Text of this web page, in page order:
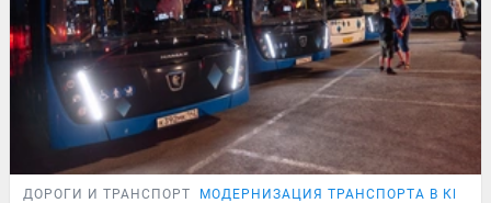
ДОРОГИ И ТРАНСПОРТ МОДЕРНИЗАЦИЯ ТРАНСПОРТА В